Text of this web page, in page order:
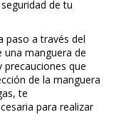
de tu
paso a través del
una manguera de
que
de la manguera
te
para realizar